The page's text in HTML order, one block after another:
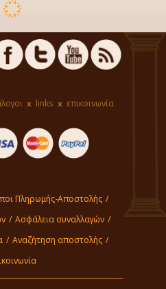
links επικοινωνία
Πληρωμής-Αποστολής /
/ Ασφάλεια συναλλαγών /
/ Αναζήτηση αποστολής /